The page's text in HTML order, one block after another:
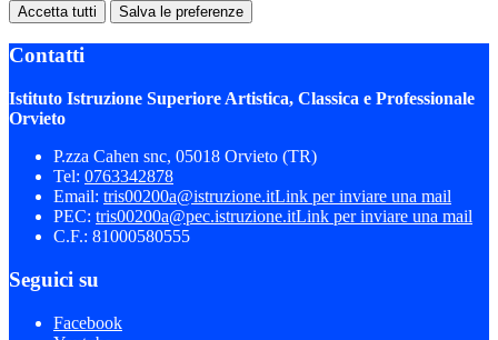
Accetta tutti Salva le preferenze
Contatti
Istituto Istruzione Superiore Artistica, Classica e Professionale
Orvieto
P.zza Cahen snc, 05018 Orvieto (TR)
Tel: 0763342878
Email: tris00200a@istruzione.itLink per inviare una mail
PEC: tris00200a@pec.istruzione.itLink per inviare una mail
C.F.: 81000580555
Seguici su
Facebook